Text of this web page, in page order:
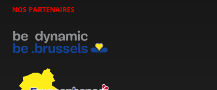
NOS PARTENAIRES